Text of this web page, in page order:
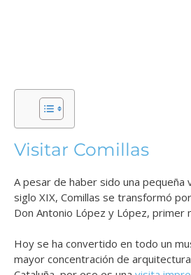
Visitar Comillas
A pesar de haber sido una pequeña
siglo XIX, Comillas se transformó
Don Antonio López y López, primer
Hoy se ha convertido en todo un
mayor concentración de